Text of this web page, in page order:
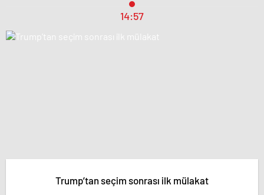
14:57
Trump’tan seçim sonrası ilk mülakat